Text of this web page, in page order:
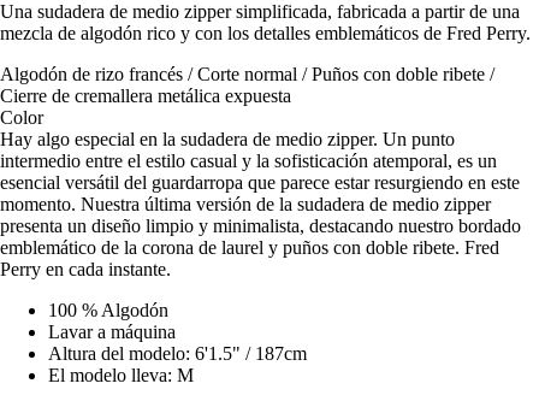
Una sudadera de medio zipper simplificada, fabricada a partir de una
mezcla de algodón rico y con los detalles emblemáticos de Fred Perry.
Algodón de rizo francés / Corte normal / Puños con doble ribete /
Cierre de cremallera metálica expuesta
Color
Hay algo especial en la sudadera de medio zipper. Un punto
intermedio entre el estilo casual y la sofisticación atemporal, es un
esencial versátil del guardarropa que parece estar resurgiendo en este
momento. Nuestra última versión de la sudadera de medio zipper
presenta un diseño limpio y minimalista, destacando nuestro bordado
emblemático de la corona de laurel y puños con doble ribete. Fred
Perry en cada instante.
100 % Algodón
Lavar a máquina
Altura del modelo: 6'1.5" / 187cm
El modelo lleva: M